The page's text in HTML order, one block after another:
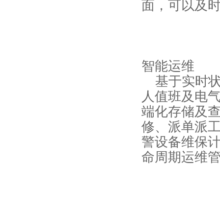
面，可以及
智能运维
基于实时
人值班及电
端化存储及
修、派单派
警设备维保
命周期运维